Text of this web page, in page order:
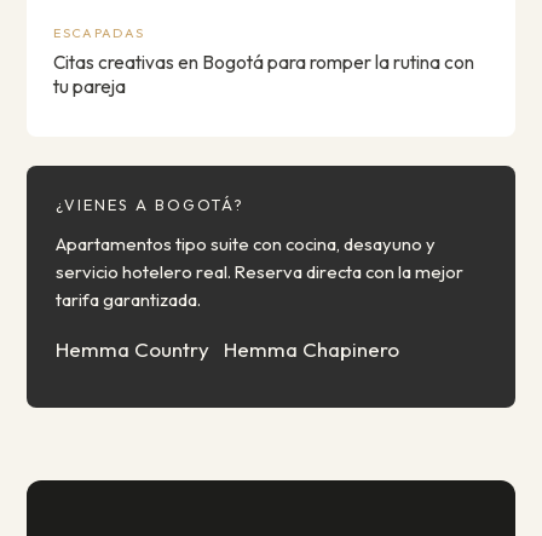
ESCAPADAS
Citas creativas en Bogotá para romper la rutina con
tu pareja
¿VIENES A BOGOTÁ?
Apartamentos tipo suite con cocina, desayuno y
servicio hotelero real. Reserva directa con la mejor
tarifa garantizada.
Hemma Country Hemma Chapinero